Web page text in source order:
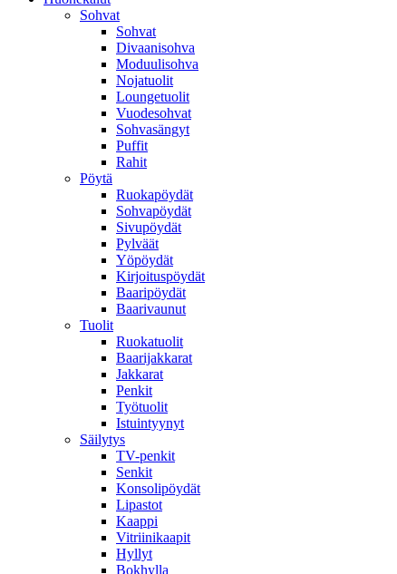
Sohvat
Sohvat
Divaanisohva
Moduulisohva
Nojatuolit
Loungetuolit
Vuodesohvat
Sohvasängyt
Puffit
Rahit
Pöytä
Ruokapöydät
Sohvapöydät
Sivupöydät
Pylväät
Yöpöydät
Kirjoituspöydät
Baaripöydät
Baarivaunut
Tuolit
Ruokatuolit
Baarijakkarat
Jakkarat
Penkit
Työtuolit
Istuintyynyt
Säilytys
TV-penkit
Senkit
Konsolipöydät
Lipastot
Kaappi
Vitriinikaapit
Hyllyt
Bokhylla